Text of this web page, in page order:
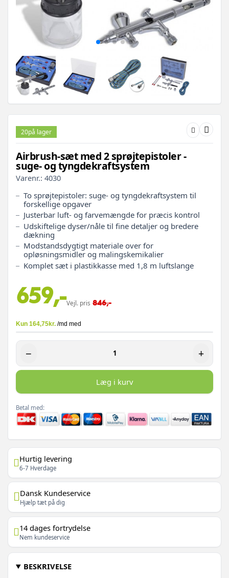
20på lager
Airbrush-sæt med 2 sprøjtepistoler -
suge- og tyngdekraftsystem
Varenr.: 4030
To sprøjtepistoler: suge- og tyngdekraftsystem til
forskellige opgaver
Justerbar luft- og farvemængde for præcis kontrol
Udskiftelige dyser/nåle til fine detaljer og bredere
dækning
Modstandsdygtigt materiale over for
opløsningsmidler og malingskemikalier
Komplet sæt i plastikkasse med 1,8 m luftslange
659,-Vejl. pris 846,-
− +
Læg i kurv
Betal med:
Hurtig levering
6-7 Hverdage
Dansk Kundeservice
Hjælp tæt på dig
14 dages fortrydelse
Nem kundeservice
BESKRIVELSE